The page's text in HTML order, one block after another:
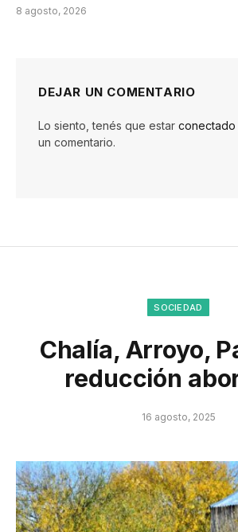
8 agosto, 2026
DEJAR UN COMENTARIO
Lo siento, tenés que estar conectado
un comentario.
SOCIEDAD
Chalía, Arroyo,
reducción
16 agosto, 2025